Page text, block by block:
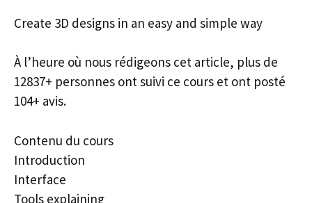
Create 3D designs in an easy and simple way
À l’heure où nous rédigeons cet article, plus de
12837+ personnes ont suivi ce cours et ont posté
104+ avis.
Contenu du cours
Introduction
Interface
Tools explaining